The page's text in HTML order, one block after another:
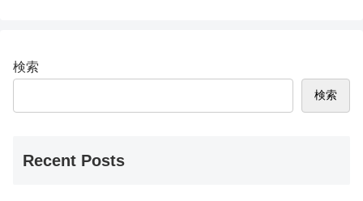
検索
検索
Recent Posts